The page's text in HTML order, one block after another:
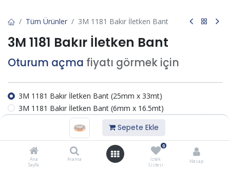
Sepete Ekle
Ana
Sayfa
Arama
0
İstek
Listesi
Hesap
Tüm Ürünler 3M 1181 Bakır İletken Bant
3M 1181 Bakır İletken Bant
Oturum açma fiyatı görmek için
3M 1181 Bakır İletken Bant (25mm x 33mt)
3M 1181 Bakır İletken Bant (6mm x 16.5mt)
3M 1181 Bakır İletken Bant (19mm x 33mt)
3M 1181 Bakır İletken Bant (25mm x 16.5 mt)
İstek listesine ekle